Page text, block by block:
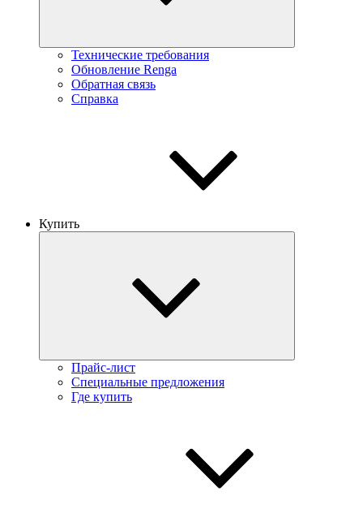
Технические требования
Обновление Renga
Обратная связь
Справка
Купить
Прайс-лист
Специальные предложения
Где купить